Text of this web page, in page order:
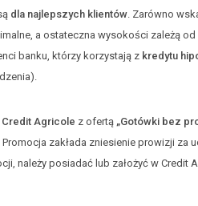
dla najlepszych klientów. Zarówno
a ostateczna wysokości zależą
banku, którzy korzystają z kredytu
Credit Agricole z ofertą „Gotówki bez
zakłada zniesienie prowizji za
należy posiadać lub założyć w Credit